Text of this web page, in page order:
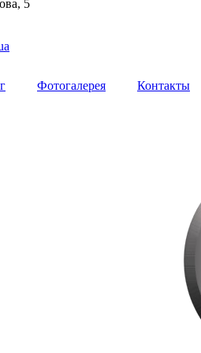
5
Фотогалерея Контакты